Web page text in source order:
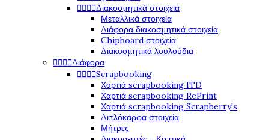
Διακοσμητικά στοιχεία
Μεταλλικά στοιχεία
Διάφορα διακοσμητικά στοιχεία
Chipboard στοιχεία
Διακοσμητικά λουλούδια
Διάφορα
Scrapbooking
Χαρτιά scrapbooking ITD
Χαρτιά scrapbooking RePrint
Χαρτιά scrapbooking Scrapberry's
Διπλόκαρφα στοιχεία
Μήτρες